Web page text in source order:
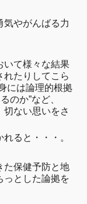
気やがんばる力
いて様々な結果
れたりしてこら
には論理的根拠
のか”など、
ない思いをさ
ると・・・。
た保健予防と地
っとした論拠を